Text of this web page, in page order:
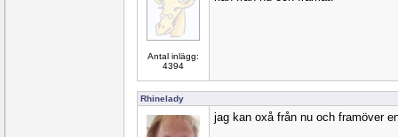
Antal inlägg:
4394
Rhinelady
jag kan oxå från nu och framöver